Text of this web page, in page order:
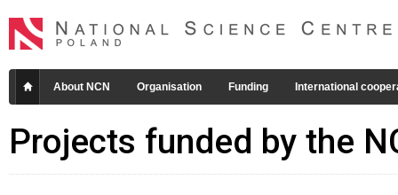
About NCN Organisation Funding International
Projects funded by the